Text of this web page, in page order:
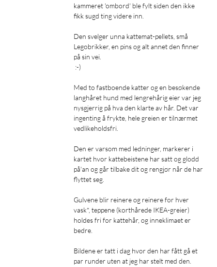
sprekker. Sugekraften tilpasses automatisk etter underlaget,
noe som sikrer optimal rengjøring uten unødvendig
DuoBrush-teknologi reduserer hårfloker
HyperStream™ Detangling DuoBrush er konstruert for å
minimere floker og fjerne lange hårstrå og dyrehår effektivt.
Den roterende børsten jobber i kombinasjon med en
seg fast. Det betyr mindre vedlikehold og mer effektiv
støvsuging, selv i hjem med kjæledyr.
Tilpasset rengjøring for alle overflater
X50 Ultra tilpasser rengjøringen etter underlaget. Den
bevegelige sidebørsten når inn i hjørner, og den intelligente
moppefunksjonen løfter moppene automatisk opptil 10,5 mm
tørker bort væske umiddelbart. Det gjør den til en pålitelig
løsning for både støv og uhell.
kammeret 'ombord' ble fylt siden den ikke
fikk sugd ting videre inn.
Den svelger unna kattemat-pellets, små
Legobrikker, en pins og alt annet den finner
på sin vei.
Med to fastboende katter og en besøkende
langhåret hund med lengrehårig eier var jeg
nysgjerrig på hva den klarte av hår. Det var
ingenting å frykte, hele greien er tilnærmet
vedlikeholdsfri.
Den er varsom med ledninger, markerer i
kartet hvor kattebeistene har satt og glodd
på'an og går tilbake dit og rengjør når de har
flyttet seg.
Gulvene blir reinere og reinere for hver
vask*, teppene (korthårede IKEA-greier)
holdes fri for kattehår, og inneklimaet er
bedre.
Bildene er tatt i dag hvor den har fått gå et
par runder uten at jeg har stelt med den.